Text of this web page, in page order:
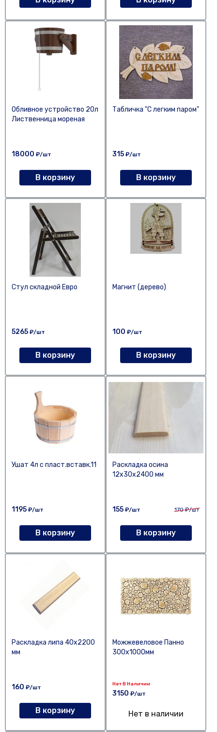
Обливное устройство 20л
Лиственница мореная
18000 ₽/шт
В корзину
Табличка "С легким паром"
315 ₽/шт
В корзину
Стул складной Евро
5265 ₽/шт
В корзину
Магнит (дерево)
100 ₽/шт
В корзину
Ушат 4л с пласт.вставк.11
1195 ₽/шт
В корзину
Раскладка осина
12х30х2400 мм
155 ₽/шт 170₽/шт
В корзину
Раскладка липа 40х2200
мм
160 ₽/шт
В корзину
Можжевеловое Панно
300х1000мм
Нет В Наличии
3150 ₽/шт
Нет в наличии